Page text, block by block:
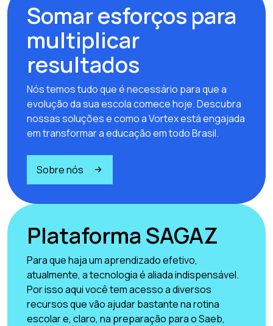
Somar esforços para
multiplicar
resultados
Nós temos tudo que é necessário para que a
evolução da sua escola comece hoje. Descubra
nossas soluções e como a Vortex está engajada
em transformar a educação em todo Brasil.
Sobre nós
Plataforma SAGAZ
Para que haja um aprendizado efetivo,
atualmente, a tecnologia é aliada indispensável.
Por isso aqui você tem acesso a diversos
recursos que vão ajudar bastante na rotina
escolar e, claro, na preparação para o Saeb,